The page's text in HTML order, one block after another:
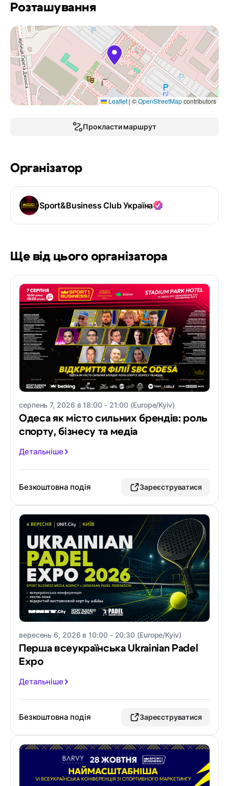
Розташування
Leaflet|©OpenStreetMapcontributors
Прокласти маршрут
Організатор
Sport&Business Club Україна
Ще від цього організатора
серпень 7, 2026 в 18:00 - 21:00 (Europe/Kyiv)
Одеса як місто сильних брендів: роль
спорту, бізнесу та медіа
Детальніше
Безкоштовна подія Зареєструватися
вересень 6, 2026 в 10:00 - 20:30 (Europe/Kyiv)
Перша всеукраїнська Ukrainian Padel
Expo
Детальніше
Безкоштовна подія Зареєструватися